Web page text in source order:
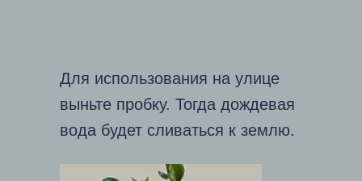
Для использования на улице
выньте пробку. Тогда дождевая
вода будет сливаться к землю.